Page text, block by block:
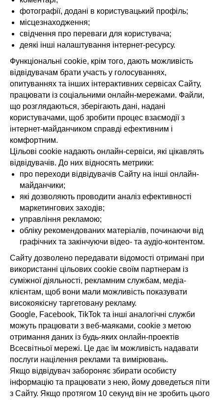
фотографії, додані в користувацький профіль;
місцезнаходження;
свідчення про переваги для користувача;
деякі інші налаштування інтернет-ресурсу.
Функціональні cookie, крім того, дають можливість
відвідувачам брати участь у голосуваннях,
опитуваннях та інших інтерактивних сервісах Сайту,
працювати із соціальними онлайн-мережами. Файли,
що розглядаються, зберігають дані, надані
користувачами, щоб зробити процес взаємодії з
інтернет-майданчиком справді ефективним і
комфортним.
Цільові cookie надають онлайн-сервіси, які цікавлять
відвідувачів. До них відносять метрики:
про переходи відвідувачів Сайту на інші онлайн-
майданчики;
які дозволяють проводити аналіз ефективності
маркетингових заходів;
управління рекламою;
обліку рекомендованих матеріалів, починаючи від
графічних та закінчуючи відео- та аудіо-контентом.
Сайту дозволено передавати відомості отримані при
використанні цільових cookie своїм партнерам із
суміжної діяльності, рекламним службам, медіа-
клієнтам, щоб вони мали можливість показувати
високоякісну таргетовану рекламу.
Google, Facebook, TikTok та інші аналогічні служби
можуть працювати з веб-маяками, cookie з метою
отримання даних із будь-яких онлайн-проектів
Всесвітньої мережі. Це дає їм можливість надавати
послуги націлення реклами та вимірювань.
Якщо відвідувач забороняє збирати особисту
інформацію та працювати з нею, йому доведеться піти
з Сайту. Якщо протягом 10 секунд він не зробить цього